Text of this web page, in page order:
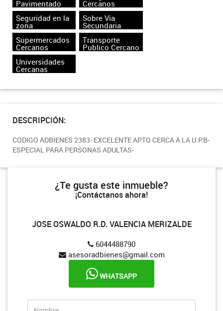
Pavimentado
Cercanos
Seguridad en la
zona
Sobre Via
Secundaria
Supermercados
Cercanos
Transporte
Publico Cercano
Universidades
Cercanas
DESCRIPCIÓN:
CODIGO ADBIENES 2383- EXCELENTE APTO CERCA A LA U.P.B-
ESPECIAL PARA PERSONAS ADULTAS-
¿Te gusta este inmueble?
¡Contáctanos ahora!
JOSE OSWALDO R.D. VALENCIA MERIZALDE
6044488790
asesoradbienes@gmail.com
WHATSAPP